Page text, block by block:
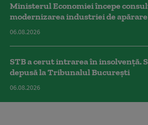
Ministerul Economiei începe
modernizarea industriei de apărare
06.08.2026
STB a cerut intrarea în insolvență.
depusă la Tribunalul București
06.08.2026